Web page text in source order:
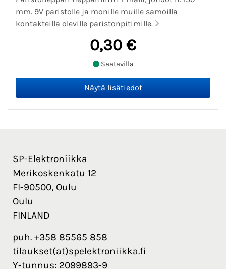
mm. 9V paristolle ja monille muille samoilla
kontakteilla oleville paristonpitimille.
0,30 €
Saatavilla
SP-Elektroniikka
Merikoskenkatu 12
FI-90500, Oulu
Oulu
FINLAND
puh. +358 85565 858
tilaukset(at)spelektroniikka.fi
Y-tunnus: 2099893-9